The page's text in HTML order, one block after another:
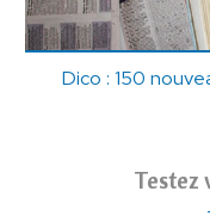
Dico : 150
Testez